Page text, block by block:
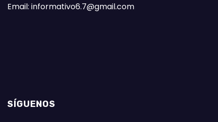
Email: informativo6.7@gmail.com
SÍGUENOS